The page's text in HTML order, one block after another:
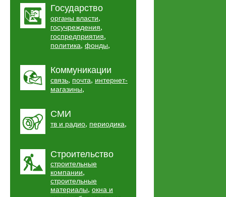
Государство
органы власти,
госучреждения,
госпредприятия,
политика, фонды,
Коммуникации
связь, почта, интернет-
магазины,
СМИ
тв и радио, периодика,
Строительство
строительные
компании,
строительные
материалы, окна и